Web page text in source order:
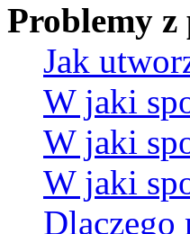
Problemy z
Jak
W jaki
W jaki
W jaki
Dlaczego